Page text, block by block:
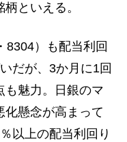
といえる。
8304）も配当利回
だが、3か月に1回
も魅力。日銀のマ
化懸念が高まって
以上の配当利回り